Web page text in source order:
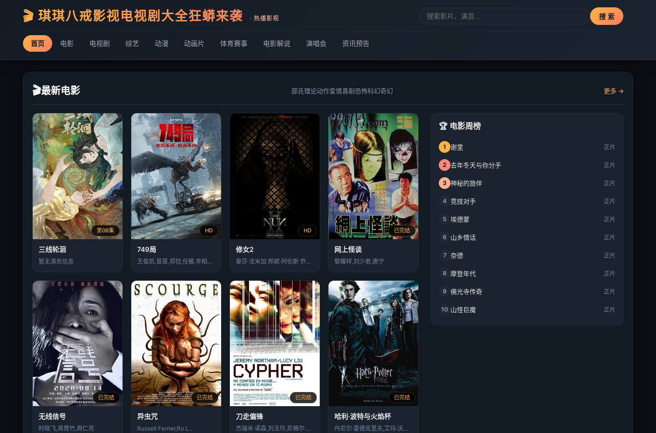
🎬 琪琪八戒影视电视剧大全狂蟒来袭 · 热播影视 搜 索
首页 电影 电视剧 综艺 动漫 动画片 体育赛事 电影解说 演唱会 资讯预告
🎬最新电影 邵氏理论动作爱情喜剧恐怖科幻奇幻 更多 →
第06集
三线轮洄
暂无演员信息
HD
749局
王俊凯,苗苗,郑恺,任敏,辛柏青,李晨,…
HD
修女2
泰莎·法米加 邦妮·阿伦斯 乔纳斯·布洛…
已完结
网上怪谈
黎耀祥,刘少君,唐宁
已完结
无线信号
时晓飞,周育竹,周仁亮
已完结
异虫咒
Russell Ferrier,Ro L…
已完结
刀走偏锋
杰瑞米·诺森,刘玉玲,尼格尔·本内特
已完结
哈利·波特与火焰杯
丹尼尔·雷德克里夫,艾玛·沃森,鲁伯特·…
🏆 电影周榜
1 谢里 正片
2 去年冬天与你分手 正片
3 神秘的旅伴 正片
4 竞技对手 正片
5 埃德蒙 正片
6 山乡情话 正片
7 奈德 正片
8 摩登年代 正片
9 佛光寺传奇 正片
10 山怪巨魔 正片